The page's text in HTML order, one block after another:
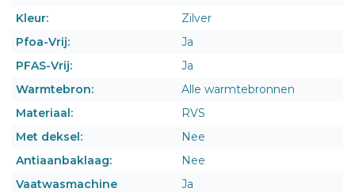
Kleur:
Zilver
Pfoa-Vrij:
Ja
PFAS-Vrij:
Ja
Warmtebron:
Alle warmtebronnen
Materiaal:
RVS
Met deksel:
Nee
Antiaanbaklaag:
Nee
Vaatwasmachine
Ja